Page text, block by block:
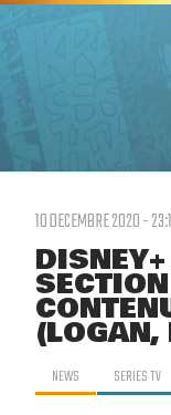
10 DECEMBRE 2020 -
(LOGAN,
NEWS SERIES TV